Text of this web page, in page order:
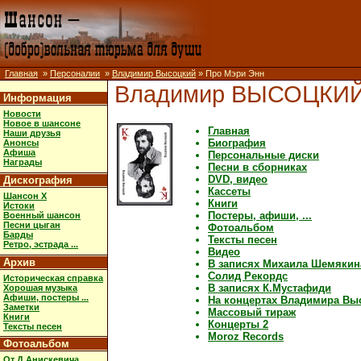
Главная » Персоналии » Владимир Высоцкий » Про Мэри Энн
Информация
Новости
Новое в шансоне
Наши друзья
Анонсы
Афиша
Награды
Дискография
Шансон X
Истоки
Военный шансон
Песни цыган
Барды
Ретро, эстрада ...
Архив
Историческая справка
Хорошая музыка
Афиши, постеры ...
Заметки
Книги
Тексты песен
Фотоальбом
Владимир
Главная
Биография
Персональные диски
Песни в сборниках
DVD, видео
Кассеты
Книги
Постеры, афиши, ...
Фотоальбом
Тексты песен
Видео
В записях Михаила
Солид Рекордс
В записях К.Мустафиди
На концертах Владимира
Массовый тираж
Концерты 2
Moroz Records